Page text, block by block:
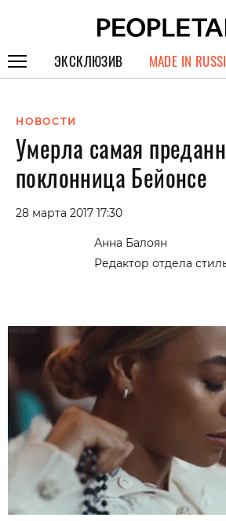
ЭКСКЛЮЗИВ
СПЕЦПРОЕКТЫ
ИНТЕРВЬЮ
ПОКОЛЕНИЕ
MADE IN
НОВОСТИ
Умерла самая
поклонница Бейонсе
28 марта 2017 17:30
Анна Балоян
Редактор отдела